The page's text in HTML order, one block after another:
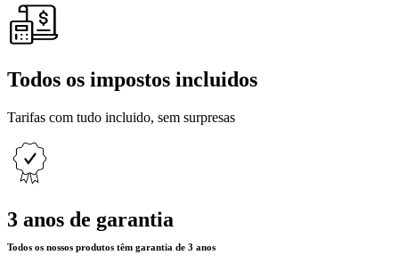
Todos os impostos incluidos
Tarifas com tudo incluido, sem surpresas
3 anos de garantia
Todos os nossos produtos têm garantia de 3 anos